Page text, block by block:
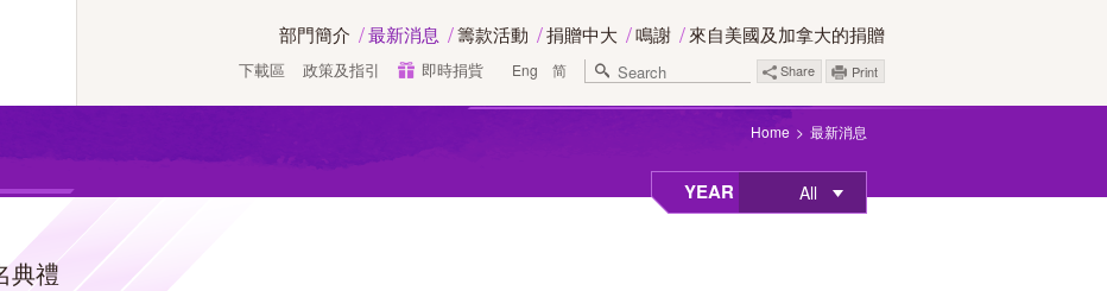
部門簡介 最新消息 籌款活動 捐贈中大 鳴謝 來自美國及加拿大的捐贈
下載區 政策及指引 即時捐貲 Eng 简 Share Print
Home 最新消息
YEAR All
典禮